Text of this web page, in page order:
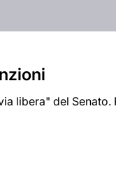
libera" del Senato.